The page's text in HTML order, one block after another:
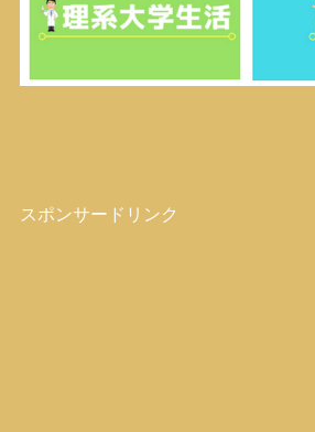
スポンサードリンク